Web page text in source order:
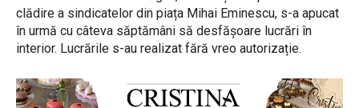
clădire a sindicatelor din piața Mihai Eminescu, s-a apucat
în urmă cu câteva săptămâni să desfășoare lucrări în
interior. Lucrările s-au realizat fără vreo autorizație.